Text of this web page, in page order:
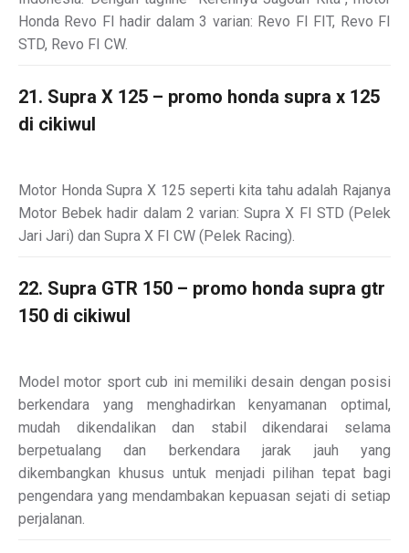
Honda Revo FI hadir dalam 3 varian: Revo FI FIT, Revo FI
STD, Revo FI CW.
21. Supra X 125 – promo honda supra x 125
di cikiwul
Motor Honda Supra X 125 seperti kita tahu adalah Rajanya
Motor Bebek hadir dalam 2 varian: Supra X FI STD (Pelek
Jari Jari) dan Supra X FI CW (Pelek Racing).
22. Supra GTR 150 – promo honda supra gtr
150 di cikiwul
Model motor sport cub ini memiliki desain dengan posisi
berkendara yang menghadirkan kenyamanan optimal,
mudah dikendalikan dan stabil dikendarai selama
berpetualang dan berkendara jarak jauh yang
dikembangkan khusus untuk menjadi pilihan tepat bagi
pengendara yang mendambakan kepuasan sejati di setiap
perjalanan.